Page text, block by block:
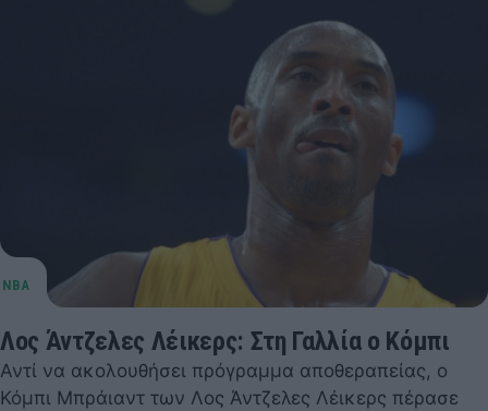
Λος Άντζελες Λέικερς: Στη Γαλλία ο Κόμπι
Αντί να ακολουθήσει πρόγραμμα αποθεραπείας, ο
Κόμπι Μπράιαντ των Λος Άντζελες Λέικερς πέρασε